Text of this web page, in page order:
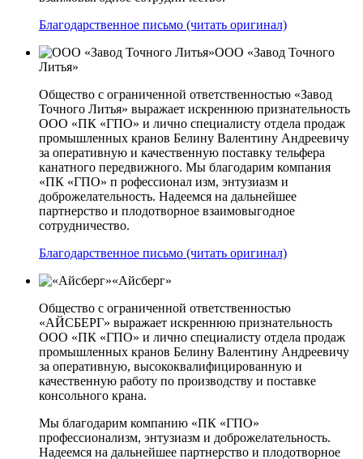
Благодарственное письмо (читать оригинал)
ООО «Завод Точного
Литья»
Общество с ограниченной ответственностью «Завод
Точного Литья» выражает искреннюю признательность
ООО «ПК «ГПО» и лично специалисту отдела продаж
промышленных кранов Белину Валентину Андреевичу
за оперативную и качественную поставку тельфера
канатного передвижного. Мы благодарим компания
«ПК «ГПО» п рофессионал изм, энтузиазм и
доброжелательность. Надеемся на дальнейшее
партнерство и плодотворное взаимовыгодное
сотрудничество.
Благодарственное письмо (читать оригинал)
«Айсберг»
Общество с ограниченной ответственностью
«АЙСБЕРГ» выражает искреннюю признательность
ООО «ПК «ГПО» и лично специалисту отдела продаж
промышленных кранов Белину Валентину Андреевичу
за оперативную, высококвалифицированную и
качественную работу по производству и поставке
консольного крана.
Мы благодарим компанию «ПК «ГПО»
профессионализм, энтузиазм и доброжелательность.
Надеемся на дальнейшее партнерство и плодотворное